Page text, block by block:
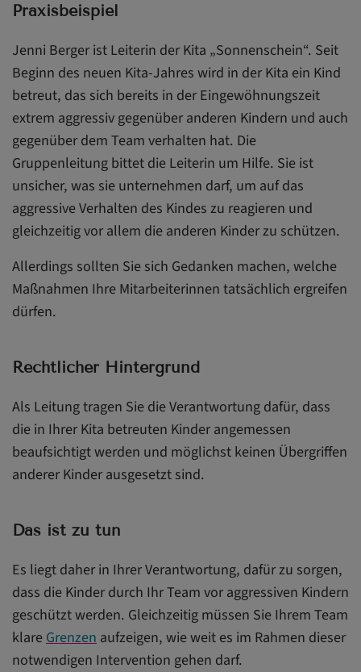
Praxisbeispiel
Jenni Berger ist Leiterin der Kita „Sonnenschein“. Seit
Beginn des neuen Kita-Jahres wird in der Kita ein Kind
betreut, das sich bereits in der Eingewöhnungszeit
extrem aggressiv gegenüber anderen Kindern und auch
gegenüber dem Team verhalten hat. Die
Gruppenleitung bittet die Leiterin um Hilfe. Sie ist
unsicher, was sie unternehmen darf, um auf das
aggressive Verhalten des Kindes zu reagieren und
gleichzeitig vor allem die anderen Kinder zu schützen.
Allerdings sollten Sie sich Gedanken machen, welche
Maßnahmen Ihre Mitarbeiterinnen tatsächlich ergreifen
dürfen.
Rechtlicher Hintergrund
Als Leitung tragen Sie die Verantwortung dafür, dass
die in Ihrer Kita betreuten Kinder angemessen
beaufsichtigt werden und möglichst keinen Übergriffen
anderer Kinder ausgesetzt sind.
Das ist zu tun
Es liegt daher in Ihrer Verantwortung, dafür zu sorgen,
dass die Kinder durch Ihr Team vor aggressiven Kindern
geschützt werden. Gleichzeitig müssen Sie Ihrem Team
klareGrenzenaufzeigen, wie weit es im Rahmen dieser
notwendigen Intervention gehen darf.